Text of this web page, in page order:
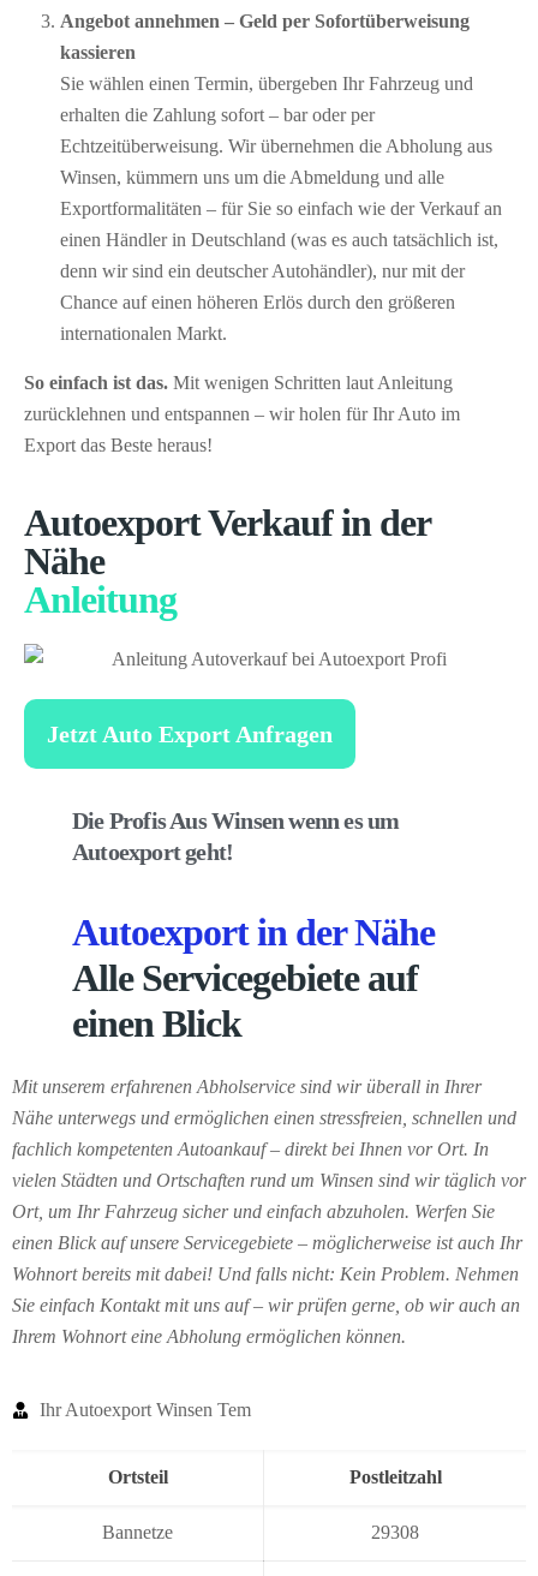
Angebot annehmen – Geld per Sofort­überweisung
kassieren
Sie wählen einen Termin, übergeben Ihr Fahrzeug und
erhalten die Zahlung sofort – bar oder per
Echtzeitüberweisung. Wir übernehmen die Abholung aus
Winsen, kümmern uns um die Abmeldung und alle
Exportformalitäten – für Sie so einfach wie der Verkauf an
einen Händler in Deutschland (was es auch tatsächlich ist,
denn wir sind ein deutscher Autohändler), nur mit der
Chance auf einen höheren Erlös durch den größeren
internationalen Markt.
So einfach ist das. Mit wenigen Schritten laut Anleitung
zurücklehnen und entspannen – wir holen für Ihr Auto im
Export das Beste heraus!
Autoexport Verkauf in der
Nähe
Anleitung
Jetzt Auto Export Anfragen
Die Profis Aus Winsen wenn es um
Autoexport geht!
Autoexport in der Nähe
Alle Servicegebiete auf
einen Blick
Mit unserem erfahrenen Abholservice sind wir überall in Ihrer
Nähe unterwegs und ermöglichen einen stressfreien, schnellen und
fachlich kompetenten Autoankauf – direkt bei Ihnen vor Ort. In
vielen Städten und Ortschaften rund um Winsen sind wir täglich vor
Ort, um Ihr Fahrzeug sicher und einfach abzuholen. Werfen Sie
einen Blick auf unsere Servicegebiete – möglicherweise ist auch Ihr
Wohnort bereits mit dabei! Und falls nicht: Kein Problem. Nehmen
Sie einfach Kontakt mit uns auf – wir prüfen gerne, ob wir auch an
Ihrem Wohnort eine Abholung ermöglichen können.
Ihr Autoexport Winsen Tem
Ortsteil Postleitzahl
Bannetze 29308